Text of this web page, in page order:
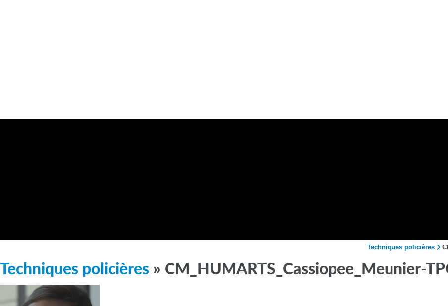
Techniques policières
Techniques policières » CM_HUMARTS_Cassiopee_Meunier-